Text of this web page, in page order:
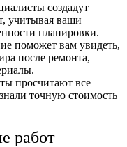
создадут
учитывая ваши
планировки.
поможет вам увидеть,
после ремонта,
просчитают все
точную стоимость
работ